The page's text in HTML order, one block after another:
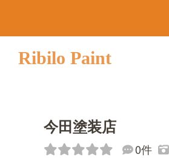
Ribilo Paint
今田塗装店
0件